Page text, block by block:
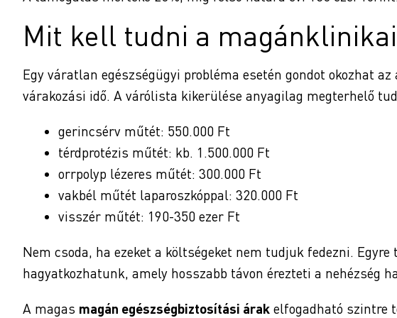
Mit kell tudni a
Egy váratlan egészségügyi probléma esetén gondot okozhat
várakozási idő. A várólista kikerülése anyagilag megterhelő
gerincsérv műtét: 550.000 Ft
térdprotézis műtét: kb. 1.500.000 Ft
orrpolyp lézeres műtét: 300.000 Ft
vakbél műtét laparoszkóppal: 320.000 Ft
visszér műtét: 190-350 ezer Ft
Nem csoda, ha ezeket a költségeket nem tudjuk fedezni. Egyre
hagyatkozhatunk, amely hosszabb távon érezteti a nehézség
A magas magán egészségbiztosítási árak elfogadható szintre